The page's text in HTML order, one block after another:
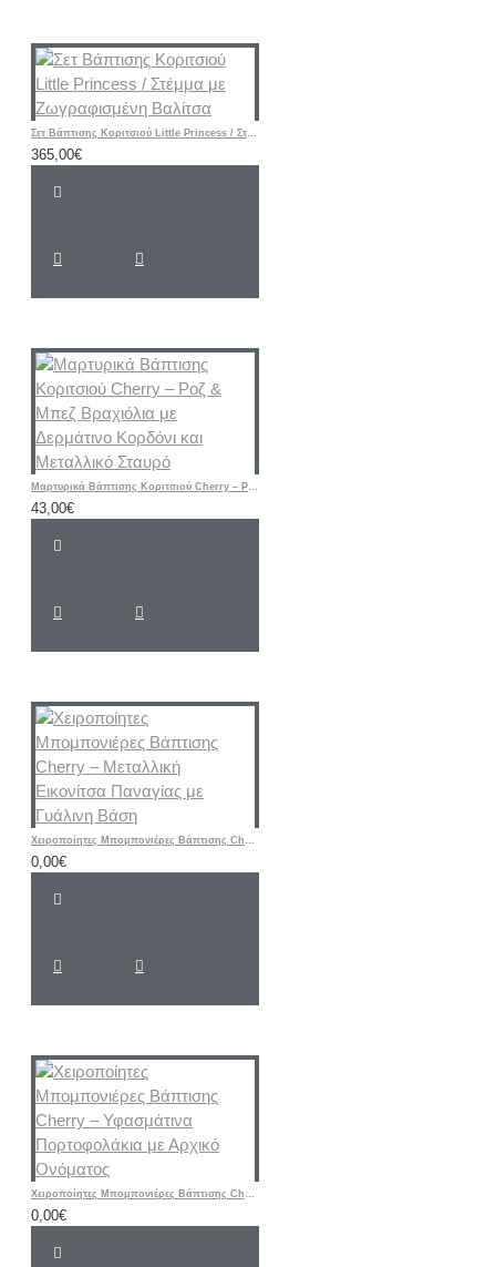
Σετ Βάπτισης Κοριτσιού Little Princess / Στέμμα με Ζωγραφισμένη Βαλίτσα
365,00€
Μαρτυρικά Βάπτισης Κοριτσιού Cherry – Ροζ & Μπεζ Βραχιόλια με Δερμάτινο Κορδόνι και Μεταλλικό Σταυρό
43,00€
Χειροποίητες Μπομπονιέρες Βάπτισης Cherry – Μεταλλική Εικονίτσα Παναγίας με Γυάλινη Βάση
0,00€
Χειροποίητες Μπομπονιέρες Βάπτισης Cherry – Υφασμάτινα Πορτοφολάκια με Αρχικό Ονόματος
0,00€